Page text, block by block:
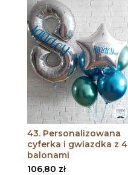
43. Personalizowana
cyferka i gwiazdka z 4
balonami
106,80 zł